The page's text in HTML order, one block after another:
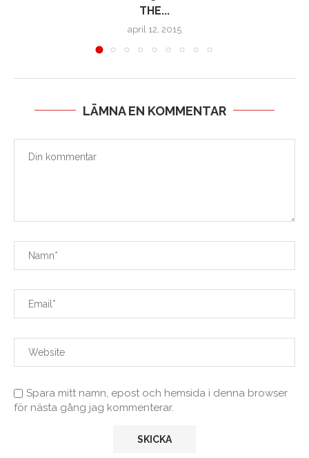
THE...
april 12, 2015
LÄMNA EN KOMMENTAR
Spara mitt namn, epost och hemsida i denna browser
för nästa gång jag kommenterar.